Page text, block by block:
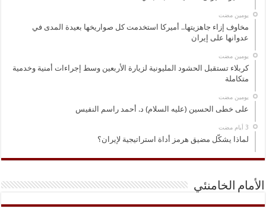
‏يومين مضت
مخاوف إزاء جاهزيتها.. أميركا استخدمت كل صواريخها بعيدة المدى في
عدوانها على إيران
‏يومين مضت
كربلاء تستقبل الحشود المليونية لزيارة الأربعين وسط إجراءات أمنية وخدمية
متكاملة
‏يومين مضت
على خطى الحسين (عليه السلام) د. أحمد راسم النفيس
لماذا يشكّل مضيق هرمز أداة استراتيجية لإيران؟
الأمام الخامنئي